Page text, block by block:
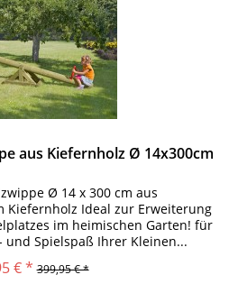
aus Kiefernholz Ø 14x300cm
Ø 14 x 300 cm aus
Kiefernholz Ideal zur Erweiterung
im heimischen Garten! für
Spielspaß Ihrer Kleinen...
€ * 399,95 € *